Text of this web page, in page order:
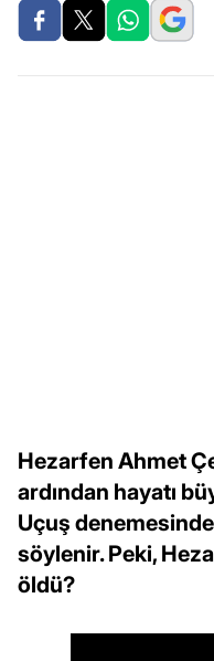
Hezarfen Ahmet
ardından hayatı
Uçuş
söylenir. Peki,
öldü?